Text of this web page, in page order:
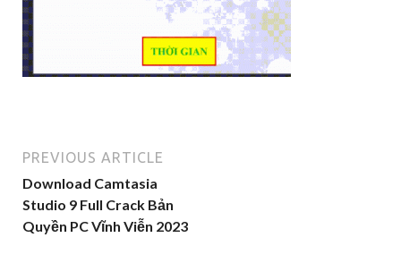
PREVIOUS ARTICLE
Download Camtasia
Studio 9 Full Crack Bản
Quyền PC Vĩnh Viễn 2023